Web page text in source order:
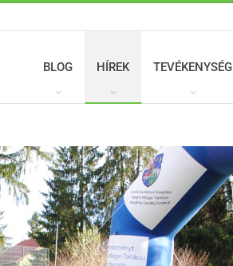
BLOG HÍREK TEVÉKENYSÉG